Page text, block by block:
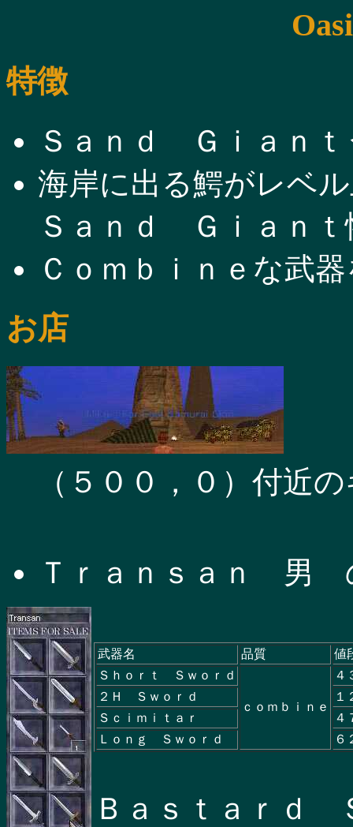
特徴
Ｓａｎｄ Ｇｉａｎｔ
海岸に出る鰐がレベ
Ｓａｎｄ Ｇｉａｎｔ
Ｃｏｍｂｉｎｅな武
お店
（５００，０）付近
Ｔｒａｎｓａｎ 男
武器名 品質
値
Ｓｈｏｒｔ Ｓｗｏｒｄ
ｃｏｍｂｉｎｅ
４
２Ｈ Ｓｗｏｒｄ
１
Ｓｃｉｍｉｔａｒ
４
Ｌｏｎｇ Ｓｗｏｒｄ
６
Ｂａｓｔａｒｄ